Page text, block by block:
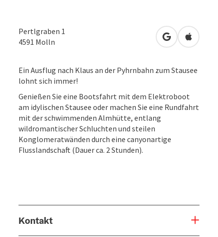
Pertlgraben 1
4591 Molln in Google
in
Ein Ausflug nach Klaus an der Pyhrnbahn zum Stausee
lohnt sich immer!
Genießen Sie eine Bootsfahrt mit dem Elektroboot
am idylischen Stausee oder machen Sie eine Rundfahrt
mit der schwimmenden Almhütte, entlang
wildromantischer Schluchten und steilen
Konglomeratwänden durch eine canyonartige
Flusslandschaft (Dauer ca. 2 Stunden).
Kontakt